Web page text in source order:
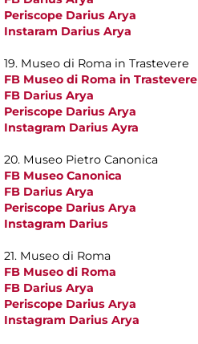
Periscope Darius Arya
Instaram Darius Arya
19. Museo di Roma in Trastevere
FB Museo di Roma in Trastevere
FB Darius Arya
Periscope Darius Arya
Instagram Darius Ayra
20. Museo Pietro Canonica
FB Museo Canonica
FB Darius Arya
Periscope Darius Arya
Instagram Darius
21. Museo di Roma
FB Museo di Roma
FB Darius Arya
Periscope Darius Arya
Instagram Darius Arya